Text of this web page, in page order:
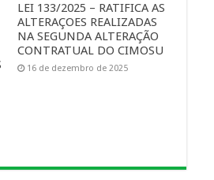
LEI 133/2025 – RATIFICA AS
ALTERAÇOES REALIZADAS
NA SEGUNDA ALTERAÇÃO
CONTRATUAL DO CIMOSU
16 de dezembro de 2025